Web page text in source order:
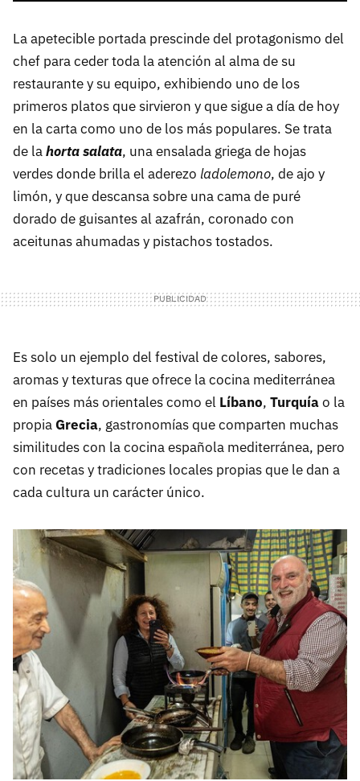
La apetecible portada prescinde del protagonismo del
chef para ceder toda la atención al alma de su
restaurante y su equipo, exhibiendo uno de los
primeros platos que sirvieron y que sigue a día de hoy
en la carta como uno de los más populares. Se trata
de lahorta salata, una ensalada griega de hojas
verdes donde brilla el aderezo ladolemono, de ajo y
limón, y que descansa sobre una cama de puré
dorado de guisantes al azafrán, coronado con
aceitunas ahumadas y pistachos tostados.
Es solo un ejemplo del festival de colores, sabores,
aromas y texturas que ofrece la cocina mediterránea
en países más orientales como el Líbano, Turquíao la
propiaGrecia, gastronomías que comparten muchas
similitudes con la cocina española mediterránea, pero
con recetas y tradiciones locales propias que le dan a
cada cultura un carácter único.